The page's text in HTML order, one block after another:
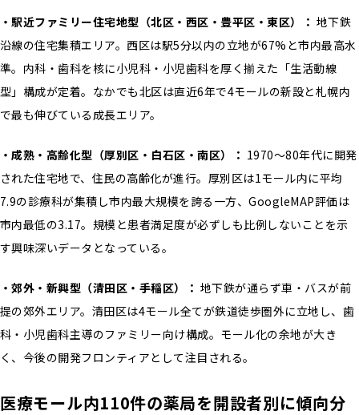
・駅近ファミリー住宅地型（北区・西区・豊平区・東区）： 地下鉄
沿線の住宅集積エリア。西区は駅5分以内の立地が67%と市内最高水
準。内科・歯科を核に小児科・小児歯科を厚く揃えた「生活動線
型」構成が定着。なかでも北区は直近6年で4モールの新設と札幌内
で最も伸びている成長エリア。
・成熟・高齢化型（厚別区・白石区・南区）： 1970〜80年代に開発
された住宅地で、住民の高齢化が進行。厚別区は1モール内に平均
7.9の診療科が集積し市内最大規模を誇る一方、GoogleMAP評価は
市内最低の3.17。規模と患者満足度が必ずしも比例しないことを示
す興味深いデータとなっている。
・郊外・新興型（清田区・手稲区）： 地下鉄が通らず車・バスが前
提の郊外エリア。清田区は4モール全てが鉄道徒歩圏外に立地し、歯
科・小児歯科主導のファミリー向け構成。モール化の余地が大き
く、今後の開発フロンティアとして注目される。
医療モール内110件の薬局を開設者別に傾向分